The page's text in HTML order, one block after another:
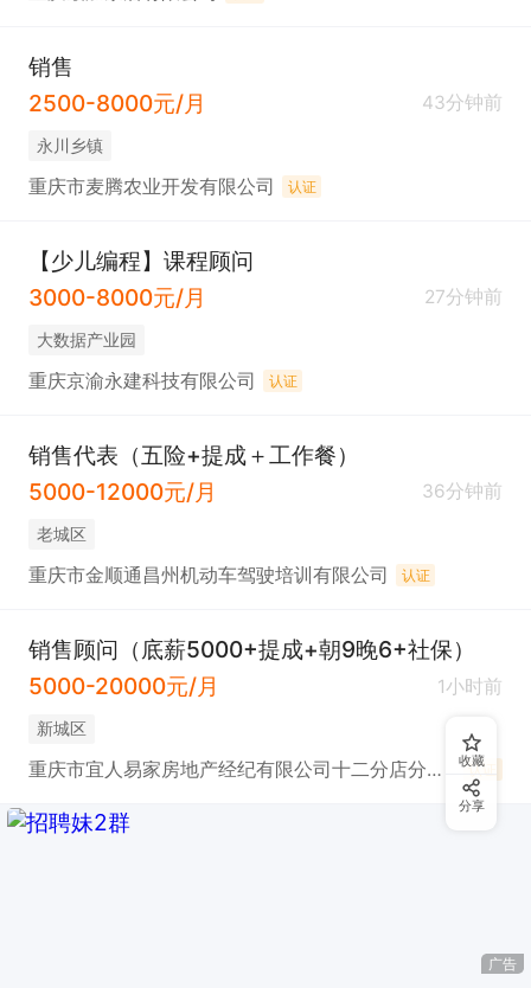
销售
2500-8000元/月
43分钟前
永川乡镇
重庆市麦腾农业开发有限公司 认证
【少儿编程】课程顾问
3000-8000元/月
27分钟前
大数据产业园
重庆京渝永建科技有限公司 认证
销售代表（五险+提成＋工作餐）
5000-12000元/月
36分钟前
老城区
重庆市金顺通昌州机动车驾驶培训有限公司 认证
销售顾问（底薪5000+提成+朝9晚6+社保）
5000-20000元/月
1小时前
新城区
重庆市宜人易家房地产经纪有限公司十二分店分公司 认证
广告
收藏
分享